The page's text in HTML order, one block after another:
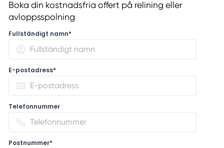
Boka din kostnadsfria offert på relining eller
avloppsspolning
Fullständigt namn*
E-postadress*
Telefonnummer
Postnummer*